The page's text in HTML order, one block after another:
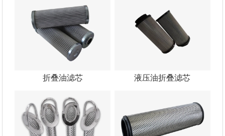
折叠油滤芯 液压油折叠滤芯